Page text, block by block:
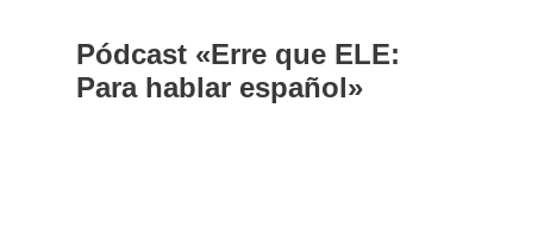
Pódcast «Erre que ELE:
Para hablar español»